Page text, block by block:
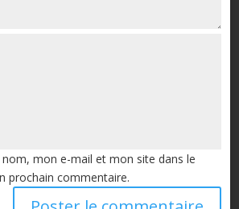
mon e-mail et mon site dans le
prochain commentaire.